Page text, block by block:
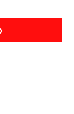
Wert